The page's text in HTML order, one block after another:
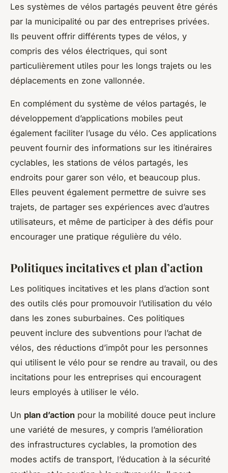
Les systèmes de vélos partagés peuvent être gérés
par la municipalité ou par des entreprises privées.
Ils peuvent offrir différents types de vélos, y
compris des vélos électriques, qui sont
particulièrement utiles pour les longs trajets ou les
déplacements en zone vallonnée.
En complément du système de vélos partagés, le
développement d’applications mobiles peut
également faciliter l’usage du vélo. Ces applications
peuvent fournir des informations sur les itinéraires
cyclables, les stations de vélos partagés, les
endroits pour garer son vélo, et beaucoup plus.
Elles peuvent également permettre de suivre ses
trajets, de partager ses expériences avec d’autres
utilisateurs, et même de participer à des défis pour
encourager une pratique régulière du vélo.
Politiques incitatives et plan d’action
Les politiques incitatives et les plans d’action sont
des outils clés pour promouvoir l’utilisation du vélo
dans les zones suburbaines. Ces politiques
peuvent inclure des subventions pour l’achat de
vélos, des réductions d’impôt pour les personnes
qui utilisent le vélo pour se rendre au travail, ou des
incitations pour les entreprises qui encouragent
leurs employés à utiliser le vélo.
Un plan d’action pour la mobilité douce peut inclure
une variété de mesures, y compris l’amélioration
des infrastructures cyclables, la promotion des
modes actifs de transport, l’éducation à la sécurité